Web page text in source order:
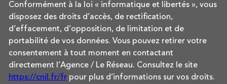
Conformément à la loi « informatique et libertés », vous
disposez des droits d’accès, de rectification,
d’effacement, d’opposition, de limitation et de
portabilité de vos données. Vous pouvez retirer votre
consentement à tout moment en contactant
directement l’Agence / Le Réseau. Consultez le site
https://cnil.fr/fr pour plus d’informations sur vos droits.